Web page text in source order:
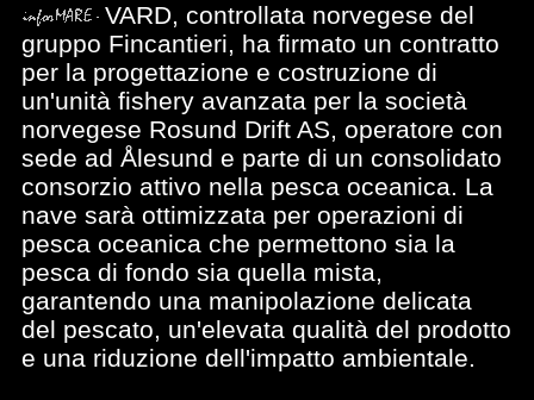
VARD, controllata norvegese del
gruppo Fincantieri, ha firmato un contratto
per la progettazione e costruzione di
un'unità fishery avanzata per la società
norvegese Rosund Drift AS, operatore con
sede ad Ålesund e parte di un consolidato
consorzio attivo nella pesca oceanica. La
nave sarà ottimizzata per operazioni di
pesca oceanica che permettono sia la
pesca di fondo sia quella mista,
garantendo una manipolazione delicata
del pescato, un'elevata qualità del prodotto
e una riduzione dell'impatto ambientale.